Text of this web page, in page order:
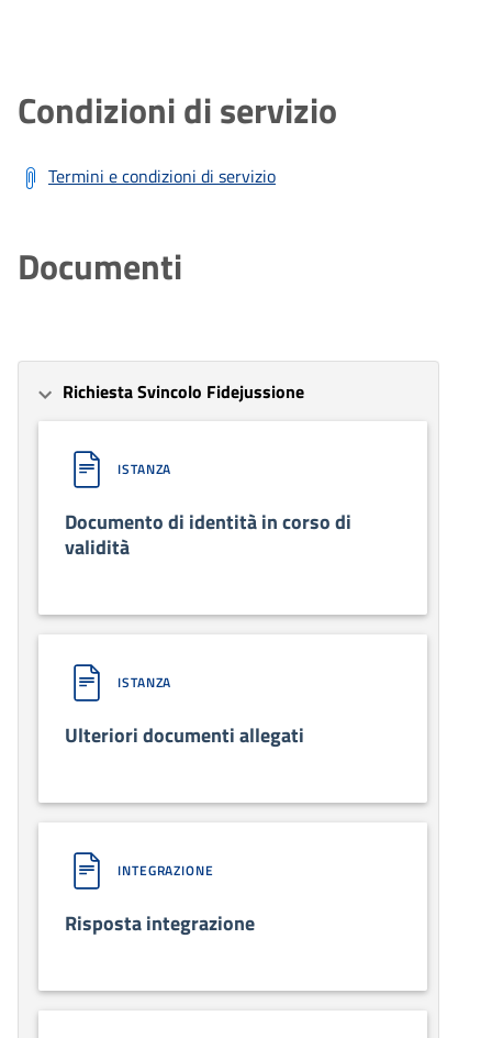
Condizioni di servizio
Termini e condizioni di servizio
Documenti
Richiesta Svincolo Fidejussione
ISTANZA
Documento di identità in corso di
validità
ISTANZA
Ulteriori documenti allegati
INTEGRAZIONE
Risposta integrazione